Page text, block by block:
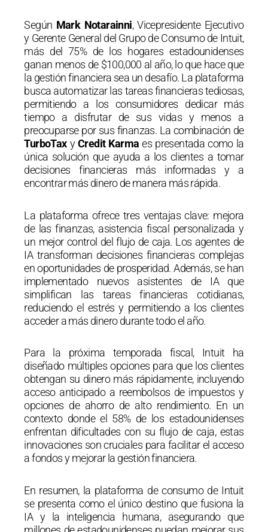
Según Mark Notarainni, Vicepresidente Ejecutivo
y Gerente General del Grupo de Consumo de Intuit,
más del 75% de los hogares estadounidenses
ganan menos de $100,000 al año, lo que hace que
la gestión financiera sea un desafío. La plataforma
busca automatizar las tareas financieras tediosas,
permitiendo a los consumidores dedicar más
tiempo a disfrutar de sus vidas y menos a
preocuparse por sus finanzas. La combinación de
TurboTaxyCredit Karma es presentada como la
única solución que ayuda a los clientes a tomar
decisiones financieras más informadas y a
encontrar más dinero de manera más rápida.
La plataforma ofrece tres ventajas clave: mejora
de las finanzas, asistencia fiscal personalizada y
un mejor control del flujo de caja. Los agentes de
IA transforman decisiones financieras complejas
en oportunidades de prosperidad. Además, se han
implementado nuevos asistentes de IA que
simplifican las tareas financieras cotidianas,
reduciendo el estrés y permitiendo a los clientes
acceder a más dinero durante todo el año.
Para la próxima temporada fiscal, Intuit ha
diseñado múltiples opciones para que los clientes
obtengan su dinero más rápidamente, incluyendo
acceso anticipado a reembolsos de impuestos y
opciones de ahorro de alto rendimiento. En un
contexto donde el 58% de los estadounidenses
enfrentan dificultades con su flujo de caja, estas
innovaciones son cruciales para facilitar el acceso
a fondos y mejorar la gestión financiera.
En resumen, la plataforma de consumo de Intuit
se presenta como el único destino que fusiona la
IA y la inteligencia humana, asegurando que